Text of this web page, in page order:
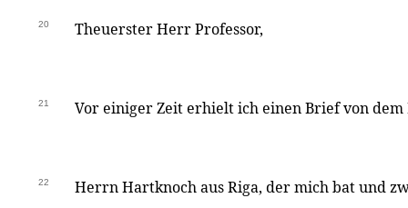
20 Theuerster Herr Professor,
21 Vor einiger Zeit erhielt ich einen Brief von
22 Herrn Hartknoch aus Riga, der mich bat und